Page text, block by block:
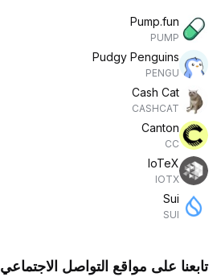
Pump.fun
PUMP
Pudgy Penguins
PENGU
Cash Cat
CASHCAT
Canton
CC
IoTeX
IOTX
Sui
SUI
تابعنا على مواقع التواصل الاجتماعي